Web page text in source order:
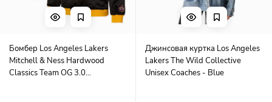
Бомбер Los Angeles Lakers
Mitchell & Ness Hardwood
Classics Team OG 3.0
Джинсовая куртка Los Angeles
Lakers The Wild Collective
Unisex Coaches - Blue